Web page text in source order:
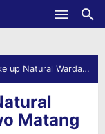
untuk Kulit Sawo Matang
Matang